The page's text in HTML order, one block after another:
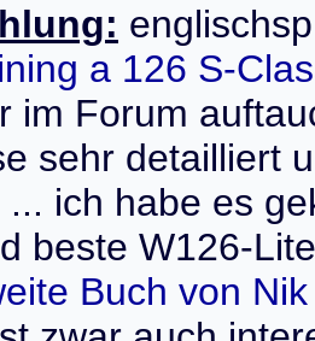
a 126 S-
im Forum
sehr detailliert
... ich habe es
beste W126-
Buch von